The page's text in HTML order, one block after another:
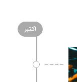
اکتبر